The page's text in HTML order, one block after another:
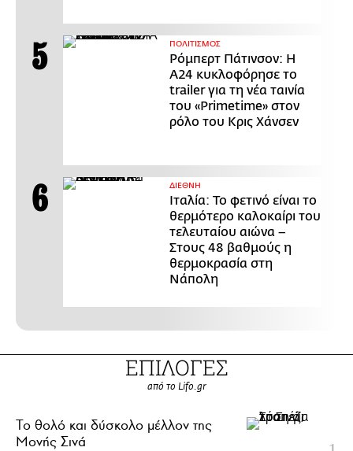
ΠΟΛΙΤΙΣΜΟΣ
Ρόμπερτ Πάτινσον: Η
Α24 κυκλοφόρησε το
trailer για τη νέα ταινία
του «Primetime» στον
ρόλο του Κρις Χάνσεν
ΔΙΕΘΝΗ
Ιταλία: Το φετινό είναι το
θερμότερο καλοκαίρι του
τελευταίου αιώνα –
Στους 48 βαθμούς η
θερμοκρασία στη
Νάπολη
ΕΠΙΛΟΓΕΣ
από το Lifo.gr
Το θολό και δύσκολο μέλλον της
Μονής Σινά